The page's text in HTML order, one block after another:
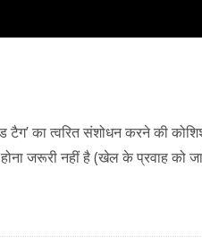
का त्वरित संशोधन करने की
जरूरी नहीं है (खेल के प्रवाह को